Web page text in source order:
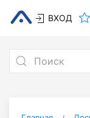
ВХОД